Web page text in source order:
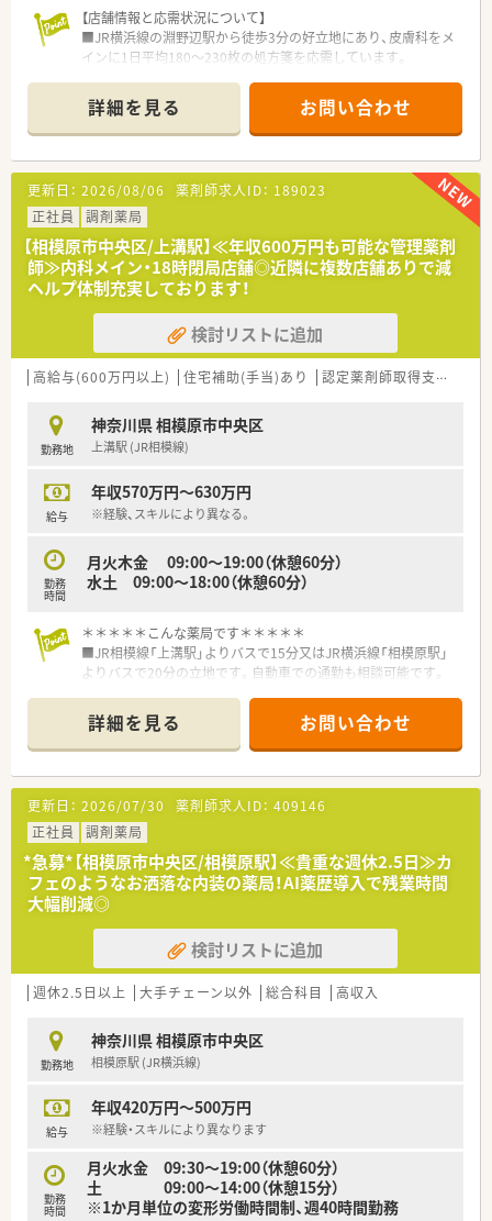
【店舗情報と応需状況について】
■JR横浜線の淵野辺駅から徒歩3分の好立地にあり、皮膚科をメ
インに1日平均180～230枚の処方箋を応需しています。
体制を敷くことで迅速かつ丁寧な調剤を行っています。
■皮膚科中心の応需内容であるため、専門性の高い服薬指導スキ
ルを効率的に磨きながら成長できる環境が整っています。
【募集背景と求める人物像について】
■現在は取締役が管理薬剤師を兼務しているため、次世代の運営
を担う管理薬剤師候補を1名限定で急募しています。
■20代から30代の若手層を中心に、新しい取り組みや組織の変
革に対して前向きに挑戦できる方を求めています。
■実務経験が未経験の方でも意欲があれば相談可能ですので、将
来のリーダーを目指したい方はぜひご応募ください。
【法人特徴について】
■相模原市内に6店舗を展開し、地域密着型の経営スタイルを貫
きながら在宅医療にも積極的に取り組んでいます。
長に向けて組織変革をスピーディーに推進中です。
■店舗間の距離が近く緊密な連携が図れているため、エリア全体
で支え合いながら地域医療に貢献できる組織です。
【勤務実態について】
■AI薬歴システムを導入したことで事務作業の効率が劇的に向
■優秀な事務スタッフが多く在籍しており、薬剤師が本来の職能
である対人業務に専念できる環境が整っています。
■休暇制度も充実しており、夏季休暇3日や年末年始6日など、年
詳細を見る お問い合わせ
更新日： 2026/08/06 薬剤師求人ID： 189023
正社員
調剤薬局
【相模原市中央区/上溝駅】≪年収600万円も可能な管理薬剤
師≫内科メイン・18時閉局店舗◎近隣に複数店舗ありで減
ヘルプ体制充実しております！
検討リストに追加
高給与(600万円以上) 住宅補助(手当)あり 認定薬剤師取得支援あり
勤務地
神奈川県 相模原市中央区
上溝駅 (JR相模線)
給与
年収570万円～630万円
※経験、スキルにより異なる。
勤務
時間
月火木金 09:00～19:00（休憩60分）
水土 09:00～18:00（休憩60分）
＊＊＊＊＊こんな薬局です＊＊＊＊＊
■JR相模線「上溝駅」よりバスで15分又はJR横浜線「相模原駅」
よりバスで20分の立地です。自動車での通勤も相談可能です。
当たりの枚数は50枚程度です。
■内装のリニューアルを行っており、ベージュを基調とした明る
い店内です。電話ボックス型のプライバシーに配慮した環境で
服薬指導を行っております。周囲を気にせず相談がしやすいと
患者様から好評をいただいており、薬剤師自身もじっくりと患者
様と向き合うことができます。
＊＊＊＊＊こんな会社です＊＊＊＊＊
≪会社概要≫
■神奈川・東京都を中心に29店舗展開している会社です。
■薬局事業を中心に新薬開発、治験支援事業、薬剤師職業紹介事
業など、総合的な医療事業を展開しています。
■「患者・医師・薬局が三位一体となった医療環境づくり」を理念
に、
薬局事業、在宅医療事業、治験支援事業など、医療関連事業を
≪成長できる環境≫
■在宅栄養管理に対応可能な設備を有する大型高機能薬局や、代
替医療を取り入れた
局展開を行っています。
それぞれが地域の患者様の薬物治療をサポートし、健康を支援
■外来対応だけでなく、全ての店舗で在宅医療に対応していま
す。医師との往診同行や
クリーンベンチを使用した抗がん剤製剤業務などを通し、臨床
詳細を見る お問い合わせ
更新日： 2026/07/30 薬剤師求人ID： 409146
正社員
調剤薬局
*急募*【相模原市中央区/相模原駅】≪貴重な週休2.5日≫カ
フェのようなお洒落な内装の薬局！AI薬歴導入で残業時間
大幅削減◎
検討リストに追加
週休2.5日以上 大手チェーン以外 総合科目 高収入
勤務地
神奈川県 相模原市中央区
相模原駅 (JR横浜線)
給与
年収420万円～500万円
※経験・スキルにより異なります
勤務
時間
月火水金 09:30〜19:00（休憩60分）
土 09:00〜14:00（休憩15分）
※1か月単位の変形労働時間制、週40時間勤務